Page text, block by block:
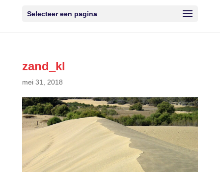
Selecteer een pagina
zand_kl
mei 31, 2018